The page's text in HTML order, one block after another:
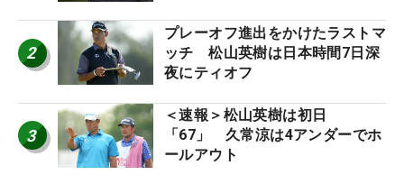
2
プレーオフ進出をかけたラストマ
ッチ 松山英樹は日本時間7日深
夜にティオフ
3
＜速報＞松山英樹は初日
「67」 久常涼は4アンダーでホ
ールアウト